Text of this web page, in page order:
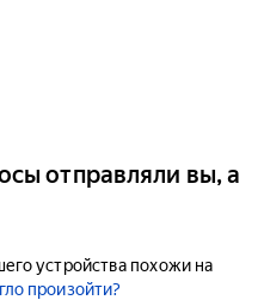
отправляли вы, а
устройства похожи на
произойти?